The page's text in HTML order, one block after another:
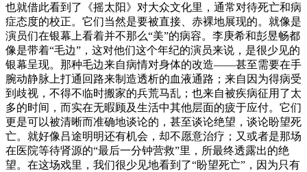
也就借此看到了《摇太阳》对大众文化里，通常对待死亡和病
症态度的校正。它们当然是要被直接、赤裸地展现的。就像是
演员们在银幕上看着并不那么“美”的病容。李庚希和彭昱畅都
像是带着“毛边”，这对他们这个年纪的演员来说，是很少见的
银幕呈现。那种毛边来自病情对身体的改造——甚至需要在手
腕动静脉上打通回路来制造透析的血液通路；来自因为得病受
到歧视，不得不临时搬家的兵荒马乱；也来自被疾病征用了太
多的时间，而实在无暇顾及生活中其他层面的疲于应付。它们
更是可以被清晰而准确地谈论的，甚至谈论绝望，谈论盼望死
亡。就好像吕途明明还有机会，却不愿意治疗；又或者是那场
在医院等待肾源的“最后一分钟营救”里，所最终透露出的绝
望。在这场戏里，我们很少见地看到了“盼望死亡”，因为只有